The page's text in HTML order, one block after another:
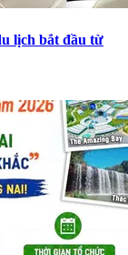
lịch bắt đầu từ